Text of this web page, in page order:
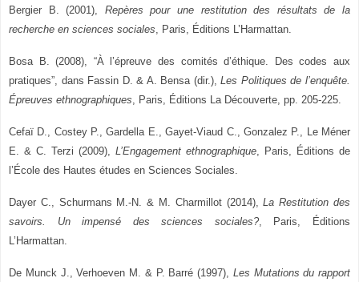
Bergier B. (2001), Repères pour une restitution des résultats de la
recherche en sciences sociales, Paris, Éditions L’Harmattan.
Bosa B. (2008), “À l’épreuve des comités d’éthique. Des codes aux
pratiques”, dans Fassin D. & A. Bensa (dir.),Les Politiques de l’enquête.
Épreuves ethnographiques, Paris, Éditions La Découverte, pp. 205-225.
Cefaï D., Costey P., Gardella E., Gayet-Viaud C., Gonzalez P., Le Méner
E. & C. Terzi (2009), L’Engagement ethnographique, Paris, Éditions de
l’École des Hautes études en Sciences Sociales.
Dayer C., Schurmans M.-N. & M. Charmillot (2014),La Restitution des
savoirs. Un impensé des sciences sociales?, Paris, Éditions
L’Harmattan.
De Munck J., Verhoeven M. & P. Barré (1997), Les Mutations du rapport